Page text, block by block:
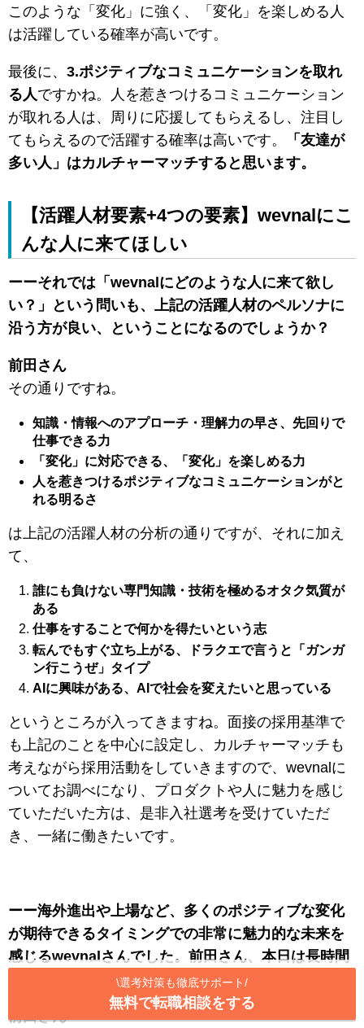
このような「変化」に強く、「変化」を楽しめる人
は活躍している確率が高いです。
最後に、 3.ポジティブなコミュニケーションを取れ
る人ですかね。人を惹きつけるコミュニケーション
が取れる人は、周りに応援してもらえるし、注目し
てもらえるので活躍する確率は高いです。
「友達が
多い人」はカルチャーマッチすると思います。
【活躍人材要素+4つの要素】wevnalにこ
んな人に来てほしい
ーーそれでは「wevnalにどのような人に来て欲し
い？」という問いも、上記の活躍人材のペルソナに
沿う方が良い、ということになるのでしょうか？
前田さん
その通りですね。
知識・情報へのアプローチ・理解力の早さ、先回りで
仕事できる力
「変化」に対応できる、「変化」を楽しめる力
人を惹きつけるポジティブなコミュニケーションがと
れる明るさ
は上記の活躍人材の分析の通りですが、それに加え
て、
誰にも負けない専門知識・技術を極めるオタク気質が
ある
仕事をすることで何かを得たいという志
転んでもすぐ立ち上がる、ドラクエで言うと「ガンガ
ン行こうぜ」タイプ
AIに興味がある、AIで社会を変えたいと思っている
というところが入ってきますね。面接の採用基準で
も上記のことを中心に設定し、カルチャーマッチも
考えながら採用活動をしていきますので、wevnalに
ついてお調べになり、プロダクトや人に魅力を感じ
ていただいた方は、是非入社選考を受けていただ
き、一緒に働きたいです。
ーー海外進出や上場など、多くのポジティブな変化
が期待できるタイミングでの非常に魅力的な未来を
感じるwevnalさんでした。前田さん、本日は長時間
のインタビューをありがとうございました。
前田さん
\選考対策も徹底サポート/
無料で転職相談をする